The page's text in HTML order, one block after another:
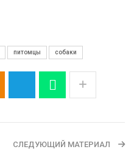
питомцы собаки
СЛЕДУЮЩИЙ МАТЕРИАЛ